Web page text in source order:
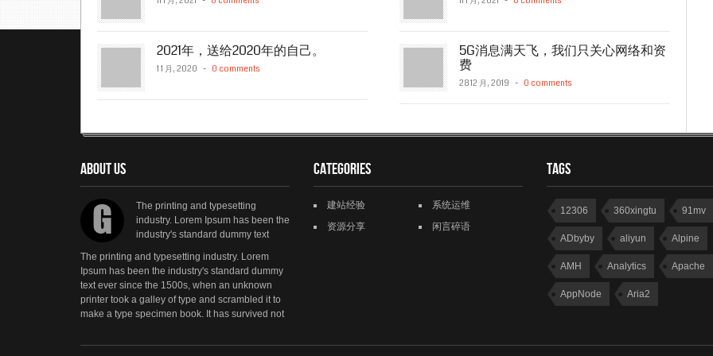
2021年，送给2020年的自己。
1 1 月, 2020 - 0 comments
5G消息满天飞，我们只关心网络和资
费
28 12 月, 2019 - 0 comments
About us
G
The printing and typesetting
industry. Lorem Ipsum has been the
industry's standard dummy text
The printing and typesetting industry. Lorem
Ipsum has been the industry's standard dummy
text ever since the 1500s, when an unknown
printer took a galley of type and scrambled it to
make a type specimen book. It has survived not
Categories
建站经验
系统运维
资源分享
闲言碎语
Tags
12306 360xingtu 91mv
ADbyby aliyun Alpine
AMH Analytics Apache
AppNode Aria2